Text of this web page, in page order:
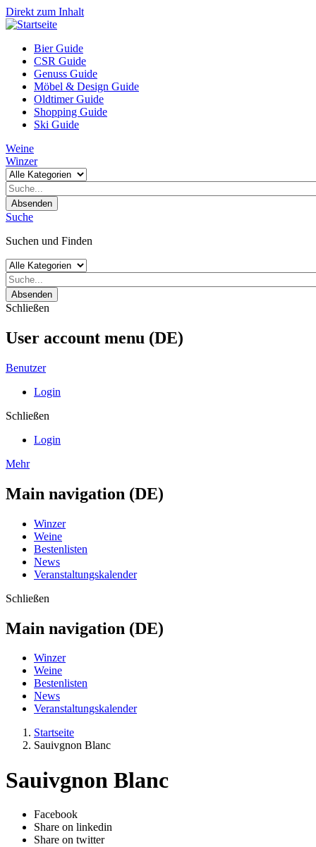
Direkt zum Inhalt
Bier Guide
CSR Guide
Genuss Guide
Möbel & Design Guide
Oldtimer Guide
Shopping Guide
Ski Guide
Weine
Winzer
Absenden
Suche
Suchen und Finden
Absenden
Schließen
User account menu (DE)
Benutzer
Login
Schließen
Login
Mehr
Main navigation (DE)
Winzer
Weine
Bestenlisten
News
Veranstaltungskalender
Schließen
Main navigation (DE)
Winzer
Weine
Bestenlisten
News
Veranstaltungskalender
Startseite
Sauivgnon Blanc
Sauivgnon Blanc
Facebook
Share on linkedin
Share on twitter